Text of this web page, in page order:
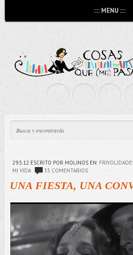
:::: MENU ::::
29.5.12 ESCRITO POR MOLINOS EN:
MI VIDA
33 COMENTARIOS
UNA FIESTA, UNA